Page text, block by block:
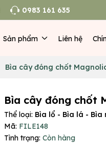
0983 161 635
Sản phẩm Liên hệ
Bìa cây đóng chốt
Bìa cây đóng chốt
Thể loại: Bìa lổ - Bìa lá -
Mã: FILE148
Tình trạng: Còn hàng